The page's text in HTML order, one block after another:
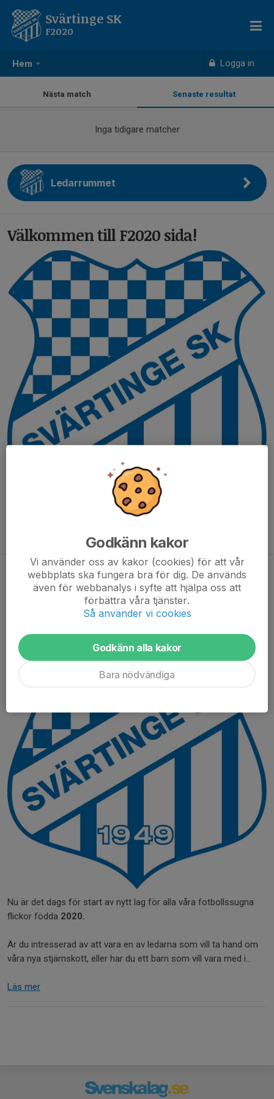
Hem Logga in
Svärtinge SK
F2020
Nästa match Senaste resultat
Inga tidigare matcher
Ledarrummet
Välkommen till F2020 sida!
Nytt lag för flickor födda 2020
3 mar, 13:02 0 kommentarer
Nu är det dags för start av nytt lag för alla våra fotbollssugna
flickor födda 2020.
Är du intresserad av att vara en av ledarna som vill ta hand om
våra nya stjärnskott, eller har du ett barn som vill vara med i...
Läs mer
Godkänn kakor
Vi använder oss av kakor (cookies) för att vår
webbplats ska fungera bra för dig. De används
även för webbanalys i syfte att hjälpa oss att
förbättra våra tjänster.
Så använder vi cookies
Godkänn alla kakor
Bara nödvändiga